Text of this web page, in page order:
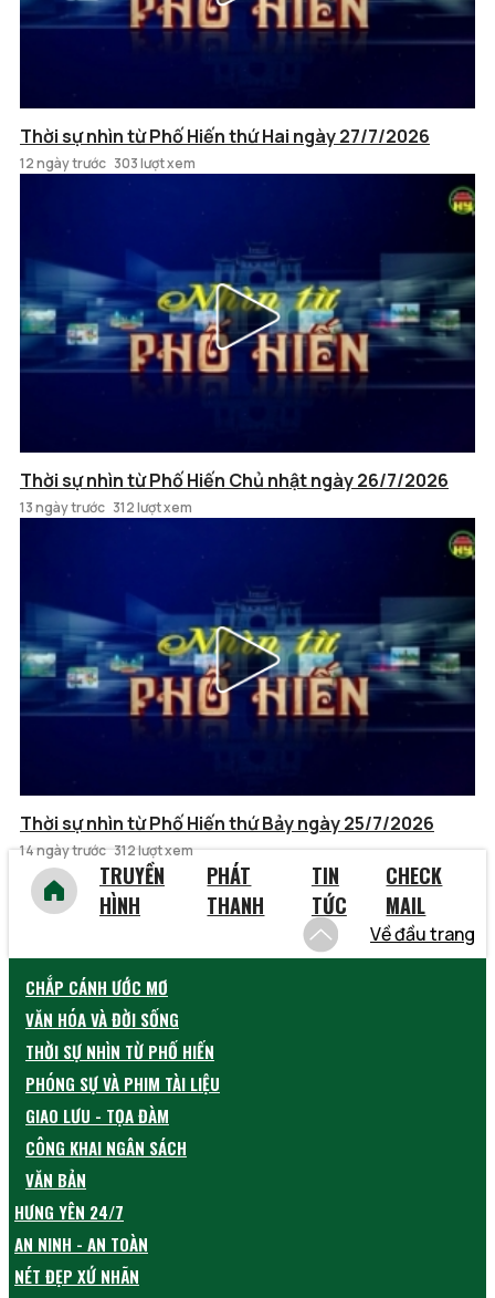
Thời sự nhìn từ Phố Hiến thứ Hai ngày 27/7/2026
12 ngày trước 303 lượt xem
Thời sự nhìn từ Phố Hiến Chủ nhật ngày 26/7/2026
13 ngày trước 312 lượt xem
Thời sự nhìn từ Phố Hiến thứ Bảy ngày 25/7/2026
14 ngày trước 312 lượt xem
TRUYỀN
HÌNH
PHÁT
THANH
TIN
TỨC
CHECK
MAIL
Về đầu trang
CHẮP CÁNH ƯỚC MƠ
VĂN HÓA VÀ ĐỜI SỐNG
THỜI SỰ NHÌN TỪ PHỐ HIẾN
PHÓNG SỰ VÀ PHIM TÀI LIỆU
GIAO LƯU - TỌA ĐÀM
CÔNG KHAI NGÂN SÁCH
VĂN BẢN
HƯNG YÊN 24/7
AN NINH - AN TOÀN
NÉT ĐẸP XỨ NHÃN